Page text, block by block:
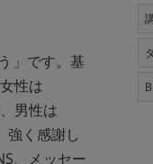
」です。基
性は
男性は
く感謝し
、メッセー